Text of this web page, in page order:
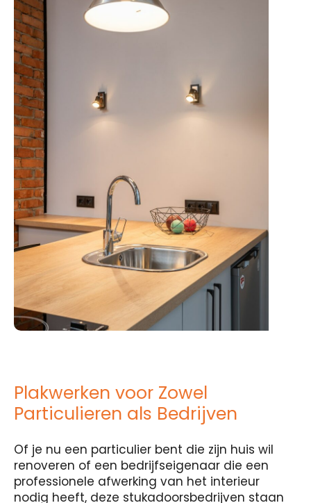
Plakwerken voor Zowel
Particulieren als Bedrijven
Of je nu een particulier bent die zijn huis wil
renoveren of een bedrijfseigenaar die een
professionele afwerking van het interieur
nodig heeft, deze stukadoorsbedrijven staan